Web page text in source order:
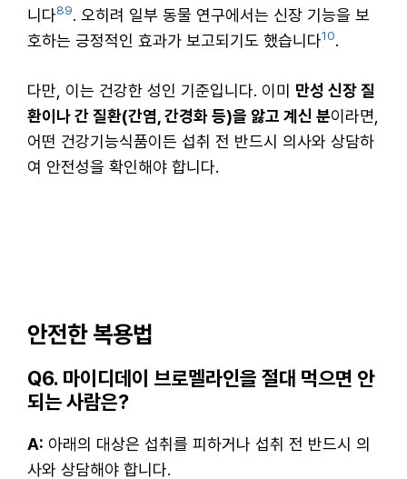
니다89. 오히려 일부 동물 연구에서는 신장 기능을 보
호하는 긍정적인 효과가 보고되기도 했습니다10.
다만, 이는 건강한 성인 기준입니다. 이미 만성 신장 질
환이나 간 질환(간염, 간경화 등)을 앓고 계신 분이라면,
어떤 건강기능식품이든 섭취 전 반드시 의사와 상담하
여 안전성을 확인해야 합니다.
안전한 복용법
Q6. 마이디데이 브로멜라인을 절대 먹으면 안
되는 사람은?
A: 아래의 대상은 섭취를 피하거나 섭취 전 반드시 의
사와 상담해야 합니다.